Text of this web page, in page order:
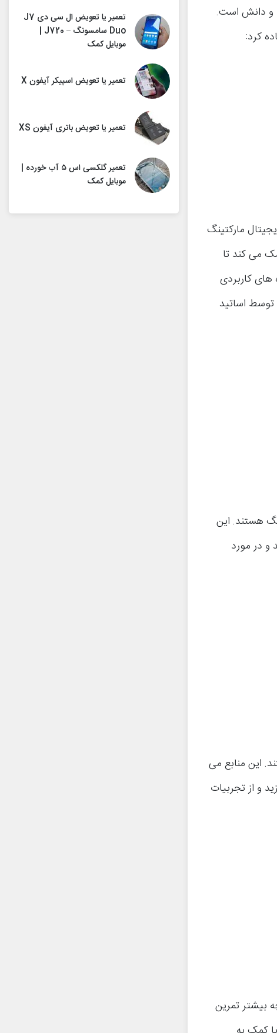
و دانش است.
کرد:
مارکتینگ
می کند تا
های کاربردی
اساتید
هستند. این
و در مورد
این منابع می
و از تجربیات
بیشتر تمرین
تعمیر یا تعویض ال سی دی J7
Duo سامسونگ – J720 |
موبایل کمک
تعمیر یا تعویض اسپیکر آیفون X
تعمیر یا تعویض باتری آیفون XS
تعمیر گلکسی اس ۵ آب خورده |
موبایل کمک